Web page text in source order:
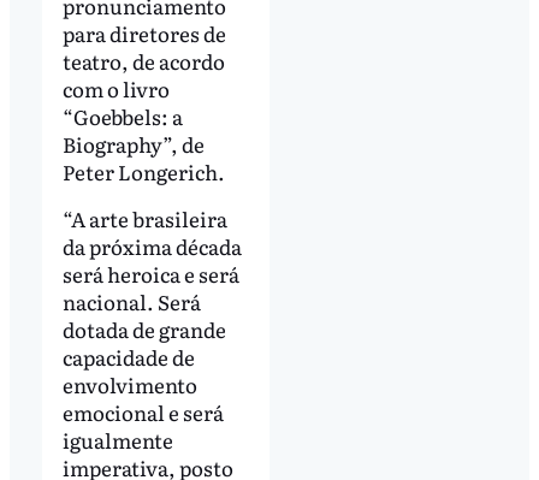
para diretores de
teatro, de acordo
com o livro
“Goebbels: a
Biography”, de
Peter Longerich.
“A arte brasileira
da próxima década
será heroica e será
nacional. Será
dotada de grande
capacidade de
envolvimento
emocional e será
igualmente
imperativa, posto